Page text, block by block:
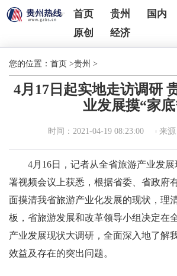
首页 贵州 国内
原创
经济
您的位置： 首页 >贵州 >
4月17日起实地走访调研
业发展摸“家底
时间：2021-04-19 08:23:00 来
4月16日，记者从全省旅游产业发
署视频会议上获悉，根据省委、省政府
面摸清我省旅游产业化发展的现状，理
板，省旅游发展和改革领导小组决定在
产业发展现状大调研，全面深入地了解
效益及存在的突出问题。